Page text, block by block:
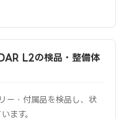
L2の検品・整備体
ー・付属品を検品し、状
ます。